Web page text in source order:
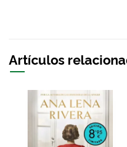
Artículos